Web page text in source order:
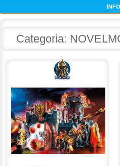
INFO
Categoria: